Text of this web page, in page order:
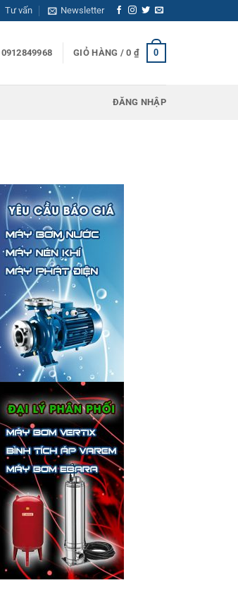
Tư vấn Newsletter
GIỎ HÀNG /0 ₫ 0
ĐĂNG NHẬP